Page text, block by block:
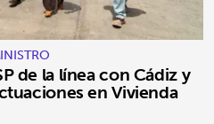
de la línea con Cádiz y
en Vivienda